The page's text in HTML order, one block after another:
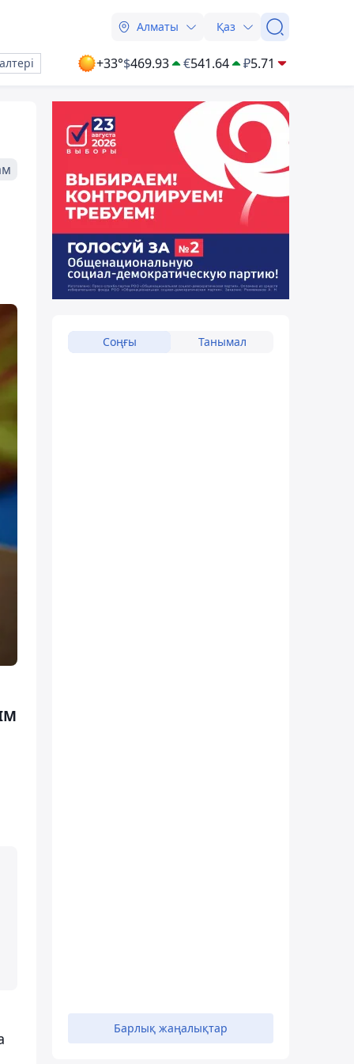
Алматы Қаз
+33°$469.93 €541.64 ₽5.71
Соңғы Танымал
Барлық жаңалықтар